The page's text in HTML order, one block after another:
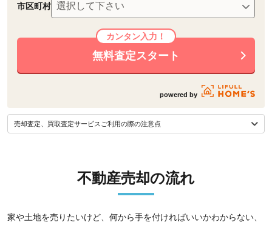
市区町村
無料査定スタート
powered by
売却査定、買取査定サービスご利用の際の注意点
不動産売却の流れ
家や土地を売りたいけど、何から手を付ければいいかわからない、